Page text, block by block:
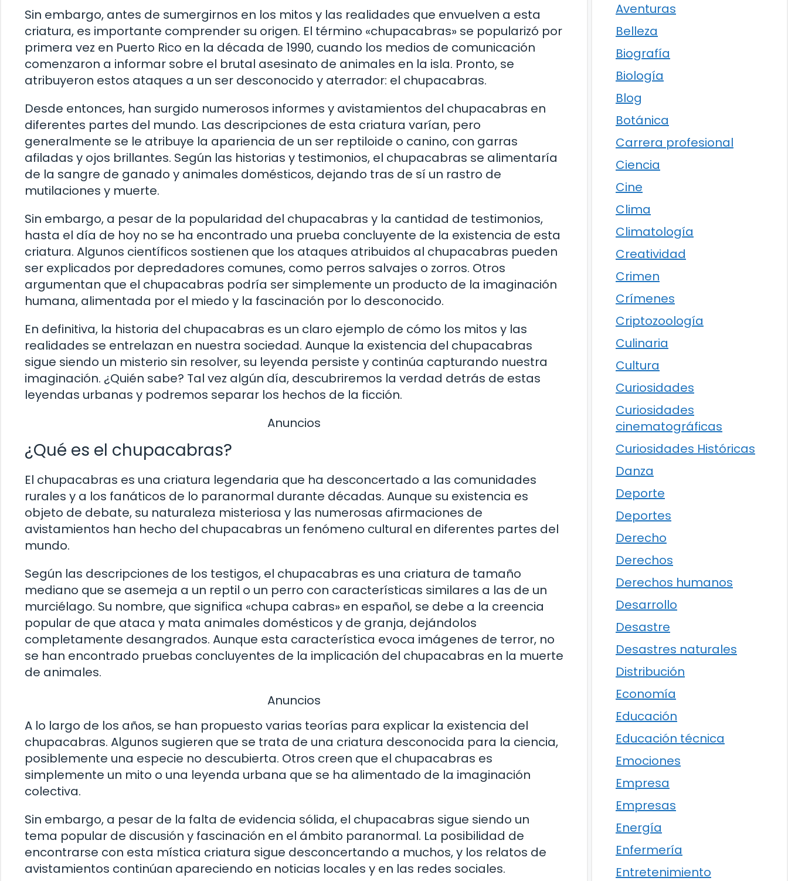
Sin embargo, antes de sumergirnos en los mitos y las realidades que envuelven a esta
criatura, es importante comprender su origen. El término «chupacabras» se popularizó por
primera vez en Puerto Rico en la década de 1990, cuando los medios de comunicación
comenzaron a informar sobre el brutal asesinato de animales en la isla. Pronto, se
atribuyeron estos ataques a un ser desconocido y aterrador: el chupacabras.
Desde entonces, han surgido numerosos informes y avistamientos del chupacabras en
diferentes partes del mundo. Las descripciones de esta criatura varían, pero
generalmente se le atribuye la apariencia de un ser reptiloide o canino, con garras
afiladas y ojos brillantes. Según las historias y testimonios, el chupacabras se alimentaría
de la sangre de ganado y animales domésticos, dejando tras de sí un rastro de
mutilaciones y muerte.
Sin embargo, a pesar de la popularidad del chupacabras y la cantidad de testimonios,
hasta el día de hoy no se ha encontrado una prueba concluyente de la existencia de esta
criatura. Algunos científicos sostienen que los ataques atribuidos al chupacabras pueden
ser explicados por depredadores comunes, como perros salvajes o zorros. Otros
argumentan que el chupacabras podría ser simplemente un producto de la imaginación
humana, alimentada por el miedo y la fascinación por lo desconocido.
En definitiva, la historia del chupacabras es un claro ejemplo de cómo los mitos y las
realidades se entrelazan en nuestra sociedad. Aunque la existencia del chupacabras
sigue siendo un misterio sin resolver, su leyenda persiste y continúa capturando nuestra
imaginación. ¿Quién sabe? Tal vez algún día, descubriremos la verdad detrás de estas
leyendas urbanas y podremos separar los hechos de la ficción.
Anuncios
¿Qué es el chupacabras?
El chupacabras es una criatura legendaria que ha desconcertado a las comunidades
rurales y a los fanáticos de lo paranormal durante décadas. Aunque su existencia es
objeto de debate, su naturaleza misteriosa y las numerosas afirmaciones de
avistamientos han hecho del chupacabras un fenómeno cultural en diferentes partes del
mundo.
Según las descripciones de los testigos, el chupacabras es una criatura de tamaño
mediano que se asemeja a un reptil o un perro con características similares a las de un
murciélago. Su nombre, que significa «chupa cabras» en español, se debe a la creencia
popular de que ataca y mata animales domésticos y de granja, dejándolos
completamente desangrados. Aunque esta característica evoca imágenes de terror, no
se han encontrado pruebas concluyentes de la implicación del chupacabras en la muerte
de animales.
Anuncios
A lo largo de los años, se han propuesto varias teorías para explicar la existencia del
chupacabras. Algunos sugieren que se trata de una criatura desconocida para la ciencia,
posiblemente una especie no descubierta. Otros creen que el chupacabras es
simplemente un mito o una leyenda urbana que se ha alimentado de la imaginación
colectiva.
Sin embargo, a pesar de la falta de evidencia sólida, el chupacabras sigue siendo un
tema popular de discusión y fascinación en el ámbito paranormal. La posibilidad de
encontrarse con esta mística criatura sigue desconcertando a muchos, y los relatos de
avistamientos continúan apareciendo en noticias locales y en las redes sociales.
Aventuras
Belleza
Biografía
Biología
Blog
Botánica
Carrera profesional
Ciencia
Cine
Clima
Climatología
Creatividad
Crimen
Crímenes
Criptozoología
Culinaria
Cultura
Curiosidades
Curiosidades
cinematográficas
Curiosidades Históricas
Danza
Deporte
Deportes
Derecho
Derechos
Derechos humanos
Desarrollo
Desastre
Desastres naturales
Distribución
Economía
Educación
Educación técnica
Emociones
Empresa
Empresas
Energía
Enfermería
Entretenimiento